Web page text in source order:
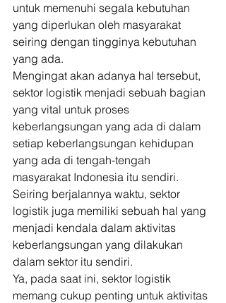
untuk memenuhi segala kebutuhan
yang diperlukan oleh masyarakat
seiring dengan tingginya kebutuhan
yang ada.
Mengingat akan adanya hal tersebut,
sektor logistik menjadi sebuah bagian
yang vital untuk proses
keberlangsungan yang ada di dalam
setiap keberlangsungan kehidupan
yang ada di tengah-tengah
masyarakat Indonesia itu sendiri.
Seiring berjalannya waktu, sektor
logistik juga memiliki sebuah hal yang
menjadi kendala dalam aktivitas
keberlangsungan yang dilakukan
dalam sektor itu sendiri.
Ya, pada saat ini, sektor logistik
memang cukup penting untuk aktivitas